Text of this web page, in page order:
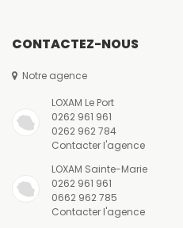
CONTACTEZ-NOUS
Notre agence
LOXAM Le Port
0262 961 961
0262 962 784
Contacter l'agence
LOXAM Sainte-Marie
0262 961 961
0662 962 785
Contacter l'agence